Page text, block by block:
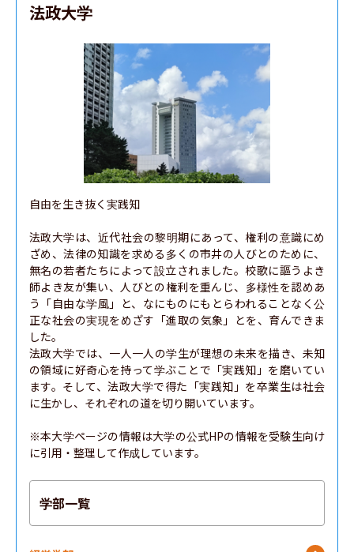
法政大学
自由を生き抜く実践知
法政大学は、近代社会の黎明期にあって、権利の意識にめ
ざめ、法律の知識を求める多くの市井の人びとのために、
無名の若者たちによって設立されました。校歌に謳うよき
師よき友が集い、人びとの権利を重んじ、多様性を認めあ
う「自由な学風」と、なにものにもとらわれることなく公
正な社会の実現をめざす「進取の気象」とを、育んできま
した。
法政大学では、一人一人の学生が理想の未来を描き、未知
の領域に好奇心を持って学ぶことで「実践知」を磨いてい
ます。そして、法政大学で得た「実践知」を卒業生は社会
に生かし、それぞれの道を切り開いています。
※本大学ページの情報は大学の公式HPの情報を受験生向け
に引用・整理して作成しています。
学部一覧